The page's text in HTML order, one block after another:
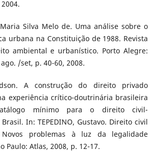
Silva Melo de. Uma análise sobre o
urbana na Constituição de 1988. Revista
ambiental e urbanístico. Porto Alegre:
/set, p. 40-60, 2008.
A construção do direito privado
experiência crítico-doutrinária brasileira
mínimo para o direito civil-
In: TEPEDINO, Gustavo. Direito civil
Novos problemas à luz da legalidade
Paulo: Atlas, 2008, p. 12-17.